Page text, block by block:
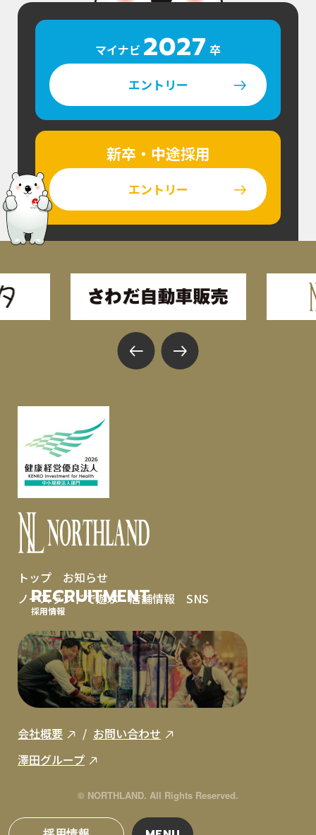
マイナビ 2027 卒
エントリー
新卒・中途採用
エントリー
トップ
お知らせ
ノースランドで遊ぶ
店舗情報 SNS
RECRUITMENT
採用情報
会社概要
お問い合わせ
澤田グループ
© NORTHLAND. All Rights Reserved.